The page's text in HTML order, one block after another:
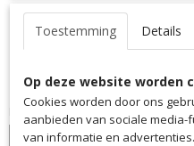
Shirt Saller
€ 23,95 (inclusief btw 21%)
Kleur
Toestemming Details
Op deze website worden
Cookies worden door ons
aanbieden van sociale
van informatie en